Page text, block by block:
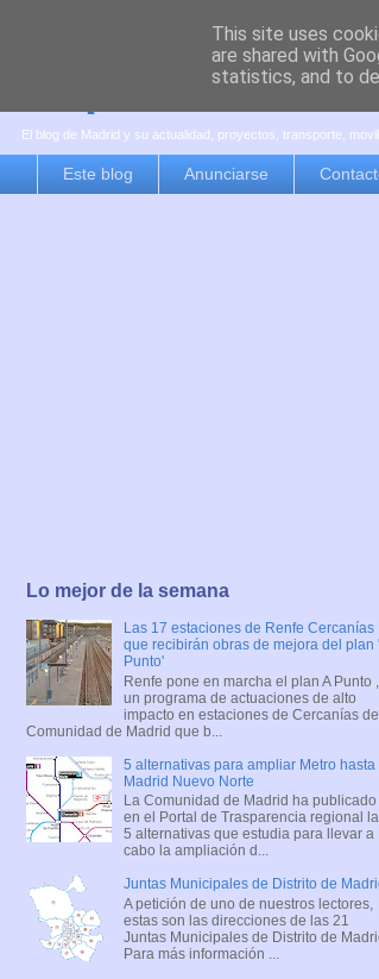
es por madrid
El blog de Madrid y su actualidad, proyectos, transporte,
Este blog Anunciarse
Lo mejor de la semana
Las 17 estaciones de Renfe Cercanías
que recibirán obras de mejora del plan
Punto'
Renfe pone en marcha el plan A Punto ,
un programa de actuaciones de alto
impacto en estaciones de Cercanías
Comunidad de Madrid que b...
5 alternativas para ampliar Metro hasta
Madrid Nuevo Norte
La Comunidad de Madrid ha publicado
en el Portal de Trasparencia regional
5 alternativas que estudia para llevar a
cabo la ampliación d...
Juntas Municipales de Distrito de
A petición de uno de nuestros lectores,
estas son las direcciones de las 21
Juntas Municipales de Distrito de
Para más información ...
This site uses
are shared with
statistics, and to